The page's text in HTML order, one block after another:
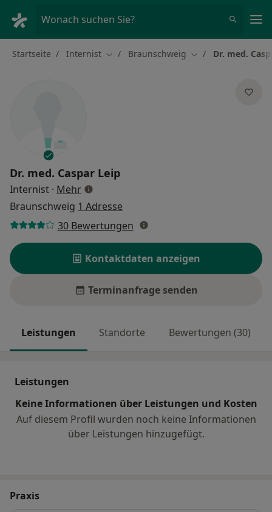
Wonach suchen Sie?
Startseite Internist Stadt ändern
Braunschweig Stadt ändern
Dr. med.
Dr. med. Caspar Leip
Internist · Mehrüber Spezialisierungen
Braunschweig 1 Adresse
30 Bewertungen
Kontaktdaten anzeigen
Terminanfrage senden
Leistungen Standorte Bewertungen (30)
Leistungen
Keine Informationen über Leistungen und Kosten
Auf diesem Profil wurden noch keine Informationen
über Leistungen hinzugefügt.
Praxis